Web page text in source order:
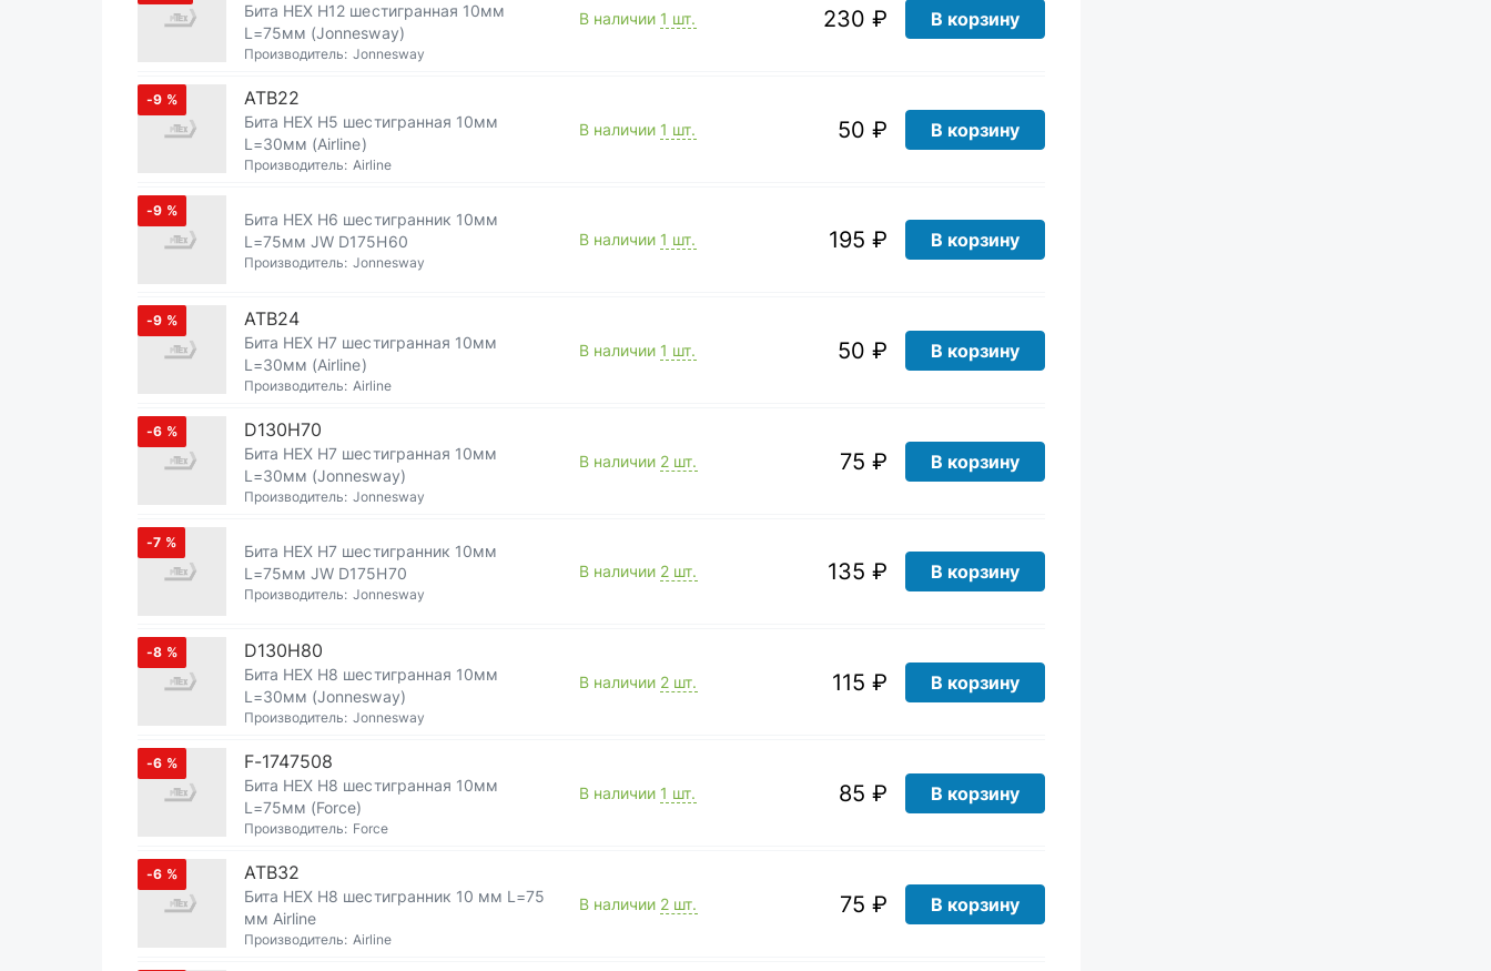
Бита HEX H12 шестигранная 10мм
L=75мм (Jonnesway)
Производитель: Jonnesway
В наличии 1 шт. 230 ₽ В корзину
-9 % ATB22
Бита HEX H5 шестигранная 10мм
L=30мм (Airline)
Производитель: Airline
В наличии 1 шт. 50 ₽ В корзину
-9 %
Бита HEX H6 шестигранник 10мм
L=75мм JW D175H60
Производитель: Jonnesway
В наличии 1 шт. 195 ₽ В корзину
-9 % ATB24
Бита HEX H7 шестигранная 10мм
L=30мм (Airline)
Производитель: Airline
В наличии 1 шт. 50 ₽ В корзину
-6 % D130H70
Бита HEX H7 шестигранная 10мм
L=30мм (Jonnesway)
Производитель: Jonnesway
В наличии 2 шт. 75 ₽ В корзину
-7 %
Бита HEX H7 шестигранник 10мм
L=75мм JW D175H70
Производитель: Jonnesway
В наличии 2 шт. 135 ₽ В корзину
-8 % D130H80
Бита HEX H8 шестигранная 10мм
L=30мм (Jonnesway)
Производитель: Jonnesway
В наличии 2 шт. 115 ₽ В корзину
-6 % F-1747508
Бита HEX H8 шестигранная 10мм
L=75мм (Force)
Производитель: Force
В наличии 1 шт. 85 ₽ В корзину
-6 % ATB32
Бита HEX H8 шестигранник 10 мм L=75
мм Airline
Производитель: Airline
В наличии 2 шт. 75 ₽ В корзину